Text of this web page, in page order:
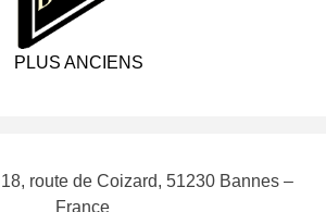
PLUS ANCIENS
 18, route de Coizard, 51230 Bannes –
France